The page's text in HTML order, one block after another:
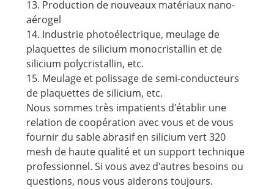
13. Production de nouveaux matériaux nano-
aérogel
14. Industrie photoélectrique, meulage de
plaquettes de silicium monocristallin et de
silicium polycristallin, etc.
15. Meulage et polissage de semi-conducteurs
de plaquettes de silicium, etc.
Nous sommes très impatients d'établir une
relation de coopération avec vous et de vous
fournir du sable abrasif en silicium vert 320
mesh de haute qualité et un support technique
professionnel. Si vous avez d'autres besoins ou
questions, nous vous aiderons toujours.